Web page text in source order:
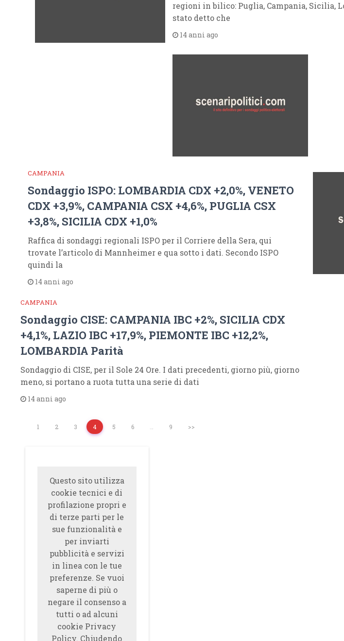
regioni in bilico: Puglia, Campania, Sicilia,
stato detto che
14 anni ago
CAMPANIA
Sondaggio ISPO: LOMBARDIA CDX +2,0%, VENETO
CDX +3,9%, CAMPANIA CSX +4,6%, PUGLIA CSX
+3,8%, SICILIA CDX +1,0%
Raffica di sondaggi regionali ISPO per il Corriere della Sera, qui
trovate l’articolo di Mannheimer e qua sotto i dati. Secondo ISPO
quindi la
14 anni ago
CAMPANIA
Sondaggio CISE: CAMPANIA IBC +2%, SICILIA CDX
+4,1%, LAZIO IBC +17,9%, PIEMONTE IBC +12,2%,
LOMBARDIA Parità
Sondaggio di CISE, per il Sole 24 Ore. I dati precedenti, giorno più, giorno
meno, si portano a ruota tutta una serie di dati
14 anni ago
1 2 3 4 5 6 9 >>
Questo sito utilizza
cookie tecnici e di
profilazione propri e
di terze parti per le
sue funzionalità e
per inviarti
pubblicità e servizi
in linea con le tue
preferenze. Se vuoi
saperne di più o
negare il consenso a
tutti o ad alcuni
cookie Privacy
Policy. Chiudendo